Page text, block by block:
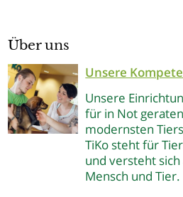
Über uns
Unsere
Unsere
für in Not
modernsten
TiKo steht für
und versteht
Mensch und Tier.